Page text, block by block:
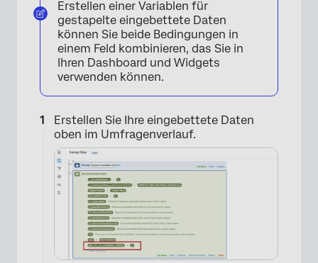
Erstellen einer Variablen für
gestapelte eingebettete Daten
können Sie beide Bedingungen in
einem Feld kombinieren, das Sie in
Ihren Dashboard und Widgets
verwenden können.
Erstellen Sie Ihre eingebettete Daten
oben im Umfragenverlauf.